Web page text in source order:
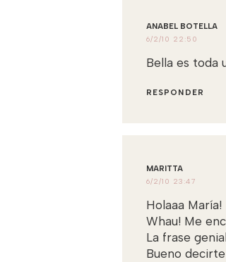
ANABEL BOTELLA
6/2/10 22:50
Bella es toda
RESPONDER
MARITTA
6/2/10 23:47
Holaaa María!
Whau! Me
La frase
Bueno